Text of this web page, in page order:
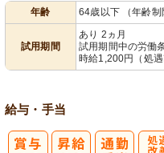
年齢 64歳以下 （年齢制
試用期間
あり 2ヵ月
試用期間中の労働
時給1,200円（処遇
給与・手当